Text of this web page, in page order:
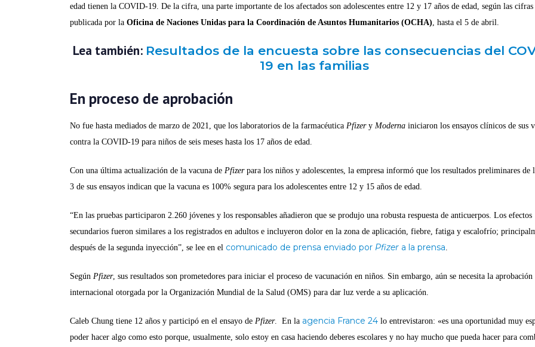
edad tienen la COVID-19. De la cifra, una parte importante de los afectados son adolescentes entre 12 y 17 años de edad, según las cifras
publicada por la Oficina de Naciones Unidas para la Coordinación de Asuntos Humanitarios (OCHA), hasta el 5 de abril.
Lea también: Resultados de la encuesta sobre las consecuencias del
19 en las familias
En proceso de aprobación
No fue hasta mediados de marzo de 2021, que los laboratorios de la farmacéutica Pfizery Moderna iniciaron los ensayos clínicos de sus
contra la COVID-19 para niños de seis meses hasta los 17 años de edad.
Con una última actualización de la vacuna de Pfizerpara los niños y adolescentes, la empresa informó que los resultados preliminares de
3 de sus ensayos indican que la vacuna es 100% segura para los adolescentes entre 12 y 15 años de edad.
“En las pruebas participaron 2.260 jóvenes y los responsables añadieron que se produjo una robusta respuesta de anticuerpos. Los efectos
secundarios fueron similares a los registrados en adultos e incluyeron dolor en la zona de aplicación, fiebre, fatiga y escalofrío;
después de la segunda inyección”, se lee en el comunicado de prensa enviado por Pfizer a la prensa
Según Pfizer, sus resultados son prometedores para iniciar el proceso de vacunación en niños. Sin embargo, aún se necesita la aprobación
internacional otorgada por la Organización Mundial de la Salud (OMS) para dar luz verde a su aplicación.
Caleb Chung tiene 12 años y participó en el ensayo de Pfizer. En la agencia France 24 lo entrevistaron: «es una oportunidad muy
poder hacer algo como esto porque, usualmente, solo estoy en casa haciendo deberes escolares y no hay mucho que pueda hacer para
SEGUIR